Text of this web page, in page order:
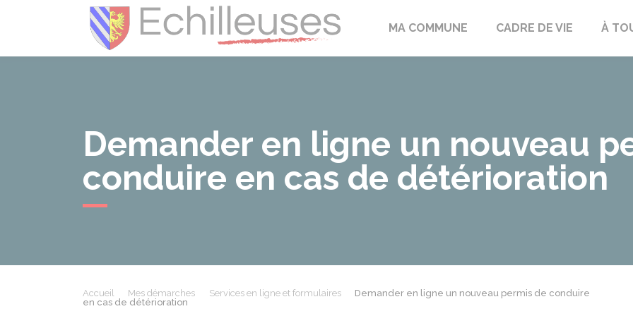
ÉchilleusesMA COMMUNE CADRE DE VIE À
Demander en ligne un nouveau
conduire en cas de détérioration
Accueil Mes démarches Services en ligne et formulaires
Demander en ligne un nouveau permis de conduire
en cas de détérioration